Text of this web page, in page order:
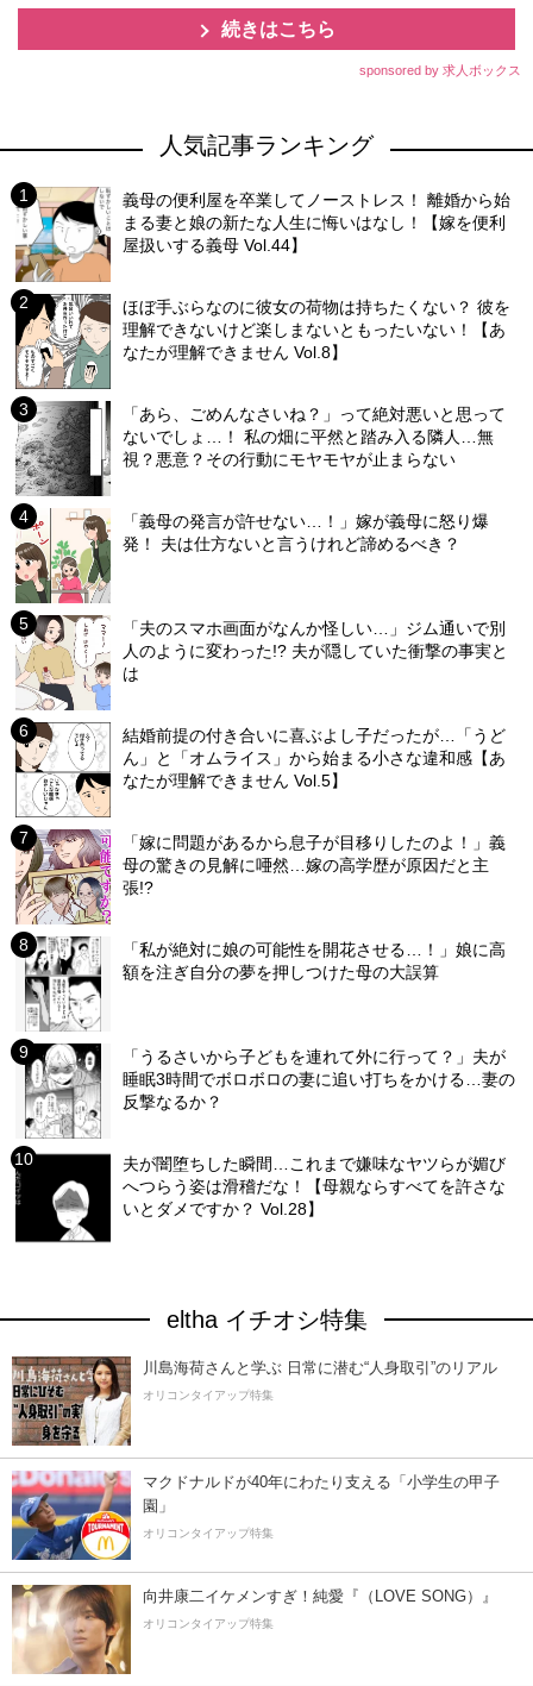
続きはこちら
sponsored by 求人ボックス
人気記事ランキング
義母の便利屋を卒業してノーストレス！ 離婚から始
まる妻と娘の新たな人生に悔いはなし！【嫁を便利
屋扱いする義母 Vol.44】
ほぼ手ぶらなのに彼女の荷物は持ちたくない？ 彼を
理解できないけど楽しまないともったいない！【あ
なたが理解できません Vol.8】
「あら、ごめんなさいね？」って絶対悪いと思って
ないでしょ…！ 私の畑に平然と踏み入る隣人…無
視？悪意？その行動にモヤモヤが止まらない
「義母の発言が許せない…！」嫁が義母に怒り爆
発！ 夫は仕方ないと言うけれど諦めるべき？
「夫のスマホ画面がなんか怪しい…」ジム通いで別
人のように変わった!? 夫が隠していた衝撃の事実と
は
結婚前提の付き合いに喜ぶよし子だったが…「うど
ん」と「オムライス」から始まる小さな違和感【あ
なたが理解できません Vol.5】
「嫁に問題があるから息子が目移りしたのよ！」義
母の驚きの見解に唖然…嫁の高学歴が原因だと主
張!?
「私が絶対に娘の可能性を開花させる…！」娘に高
額を注ぎ自分の夢を押しつけた母の大誤算
「うるさいから子どもを連れて外に行って？」夫が
睡眠3時間でボロボロの妻に追い打ちをかける…妻の
反撃なるか？
夫が闇堕ちした瞬間…これまで嫌味なヤツらが媚び
へつらう姿は滑稽だな！【母親ならすべてを許さな
いとダメですか？ Vol.28】
eltha イチオシ特集
川島海荷さんと学ぶ 日常に潜む“人身取引”のリアル
オリコンタイアップ特集
マクドナルドが40年にわたり支える「小学生の甲子
園」
オリコンタイアップ特集
向井康二イケメンすぎ！純愛『（LOVE SONG）』
オリコンタイアップ特集